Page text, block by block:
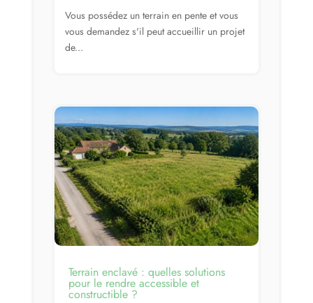
Vous possédez un terrain en pente et vous
vous demandez s'il peut accueillir un projet
de...
Terrain enclavé : quelles solutions
pour le rendre accessible et
constructible ?